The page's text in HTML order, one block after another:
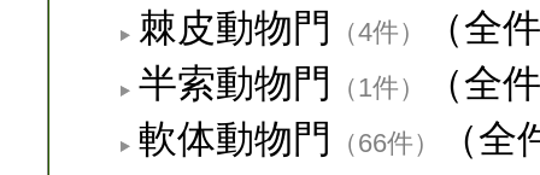
棘皮動物門
（4件）
（全
半索動物門
（1件）
（全
軟体動物門
（66件）
（